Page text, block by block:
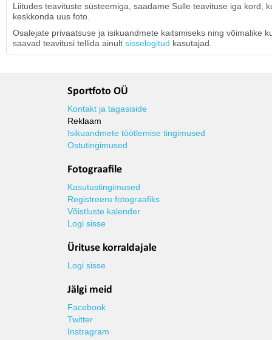
Liitudes teavituste süsteemiga, saadame Sulle teavituse iga kord,
keskkonda uus foto.
Osalejate privaatsuse ja isikuandmete kaitsmiseks ning võimalike
saavad teavitusi tellida ainult sisselogitud kasutajad.
Sportfoto OÜ
Kontakt ja tagasiside
Reklaam
Isikuandmete töötlemise tingimused
Ostutingimused
Fotograafile
Kasutustingimused
Registreeru fotograafiks
Võistluste kalender
Logi sisse
Ürituse korraldajale
Logi sisse
Jälgi meid
Facebook
Twitter
Instragram